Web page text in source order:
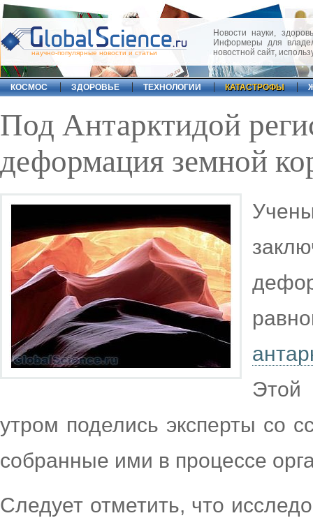
научно-популярные новости и статьи
Новости науки,
Информеры для
новостной сайт,
КОСМОС ЗДОРОВЬЕ ТЕХНОЛОГИИ КАТАСТРОФЫ
Под Антарктидой
деформация земной
Этой
утром поделись эксперты со
собранные ими в процессе
Следует отметить, что